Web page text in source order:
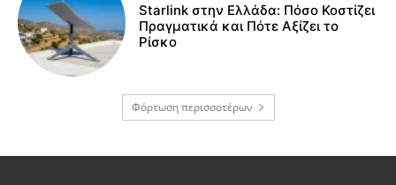
Starlink στην Ελλάδα: Πόσο Κοστίζει
Πραγματικά και Πότε Αξίζει το
Ρίσκο
Φόρτωση περισσοτέρων